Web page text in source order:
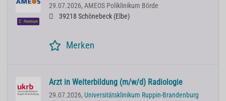
Premium
29.07.2026, AMEOS Poliklinikum Börde
39218 Schönebeck (Elbe)
Merken
Arzt in Weiterbildung (m/w/d) Radiologie
29.07.2026, Universitätsklinikum Ruppin-Brandenburg